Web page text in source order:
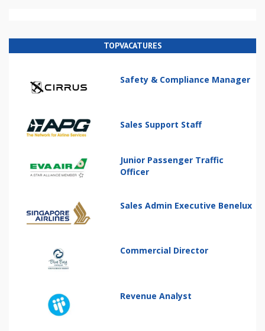
TOPVACATURES
Safety & Compliance Manager
Sales Support Staff
Junior Passenger Traffic
Officer
Sales Admin Executive Benelux
Commercial Director
Revenue Analyst